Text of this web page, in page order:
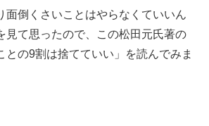
面倒くさいことはやらなくていいん
見て思ったので、この松田元氏著の
との9割は捨てていい」を読んでみま